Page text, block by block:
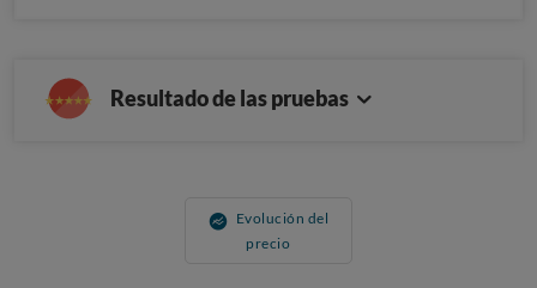
Resultado de las pruebas
Evolución del
precio